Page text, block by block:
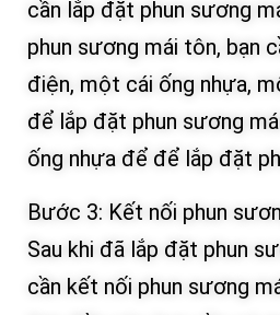
cần lắp đặt phun sương
phun sương mái tôn, bạn
điện, một cái ống nhựa,
để lắp đặt phun sương
ống nhựa để để lắp đặt
Bước 3: Kết nối phun
Sau khi đã lắp đặt phun
cần kết nối phun sương